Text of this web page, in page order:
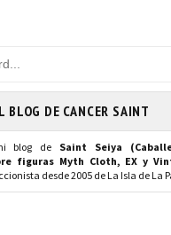
BLOG DE CANCER SAINT
blog de Saint Seiya
figuras Myth Cloth, EX y
desde 2005 de La Isla de La